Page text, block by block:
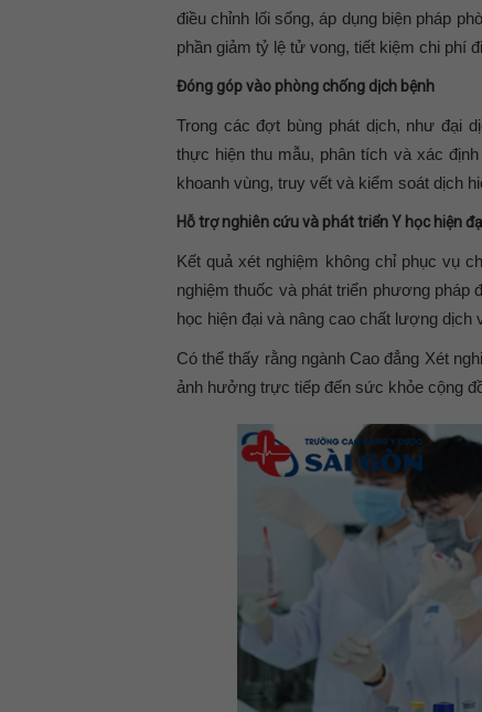
điều chỉnh lối sống, áp dụng biện pháp
phần giảm tỷ lệ tử vong, tiết kiệm chi phí
Đóng góp vào phòng chống dịch bệnh
Trong các đợt bùng phát dịch, như đại
thực hiện thu mẫu, phân tích và xác
khoanh vùng, truy vết và kiểm soát dịch
Hỗ trợ nghiên cứu và phát triển Y học hiện
Kết quả xét nghiệm không chỉ phục vụ
nghiệm thuốc và phát triển phương pháp
học hiện đại và nâng cao chất lượng
Có thể thấy rằng ngành Cao đẳng Xét
ảnh hưởng trực tiếp đến sức khỏe cộng